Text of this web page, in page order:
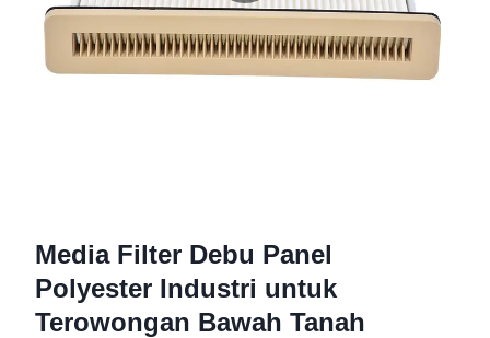
Media Filter Debu Panel
Polyester Industri untuk
Terowongan Bawah Tanah